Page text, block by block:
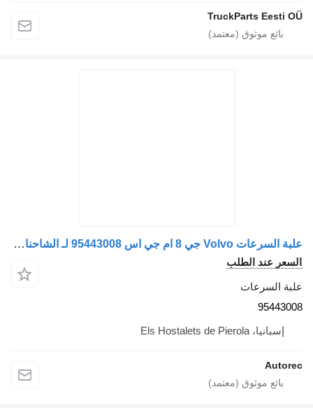
TruckParts
علبة السرعات Volvo جي 8 ام جي اس 95443008 لـ الشاحنات Volvo B-12
عند الطلب
السرعات
إسبانيا، Els Hostalets de Pierola